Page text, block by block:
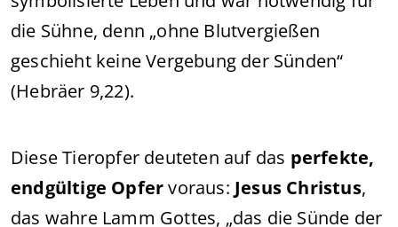
die Sühne, denn „ohne Blutvergießen
geschieht keine Vergebung der Sünden“
(Hebräer 9,22).
Diese Tieropfer deuteten auf das perfekte,
endgültige Opfervoraus: Jesus Christus,
das wahre Lamm Gottes, „das die Sünde der